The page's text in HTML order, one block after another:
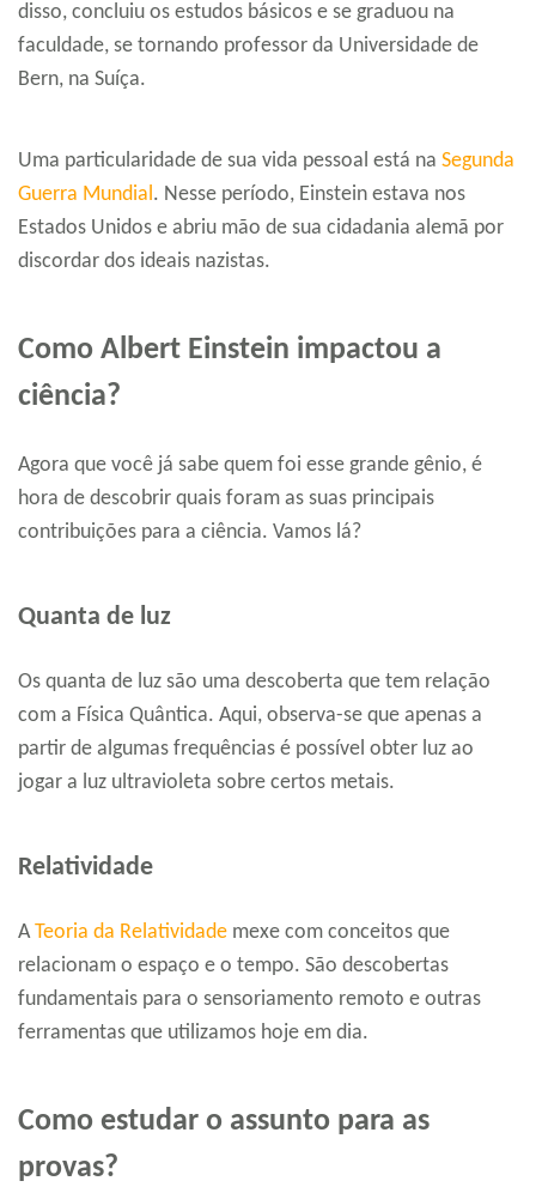
disso, concluiu os estudos básicos e se graduou na
faculdade, se tornando professor da Universidade de
Bern, na Suíça.
Uma particularidade de sua vida pessoal está na Segunda
Guerra Mundial. Nesse período, Einstein estava nos
Estados Unidos e abriu mão de sua cidadania alemã por
discordar dos ideais nazistas.
Como Albert Einstein impactou a
ciência?
Agora que você já sabe quem foi esse grande gênio, é
hora de descobrir quais foram as suas principais
contribuições para a ciência. Vamos lá?
Quanta de luz
Os quanta de luz são uma descoberta que tem relação
com a Física Quântica. Aqui, observa-se que apenas a
partir de algumas frequências é possível obter luz ao
jogar a luz ultravioleta sobre certos metais.
Relatividade
ATeoria da Relatividade mexe com conceitos que
relacionam o espaço e o tempo. São descobertas
fundamentais para o sensoriamento remoto e outras
ferramentas que utilizamos hoje em dia.
Como estudar o assunto para as
provas?